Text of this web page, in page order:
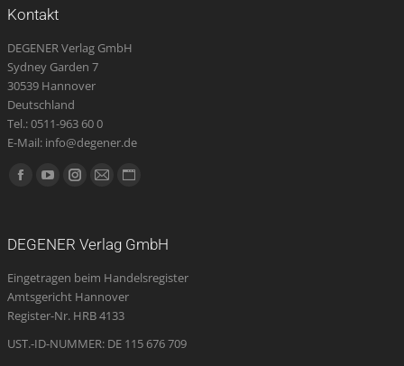
Kontakt
DEGENER Verlag GmbH
Sydney Garden 7
30539 Hannover
Deutschland
Tel.: 0511-963 60 0
E-Mail: info@degener.de
Finden Sie uns auf:
Facebook
new
window
YouTube
new
window
Instagram
new
window
E-
opens
in
new
Website
new
DEGENER Verlag GmbH
Eingetragen beim Handelsregister
Amtsgericht Hannover
Register-Nr. HRB 4133
UST.-ID-NUMMER: DE 115 676 709